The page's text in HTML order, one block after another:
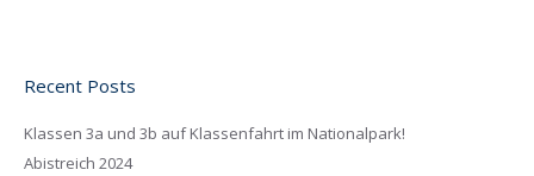
Recent Posts
Klassen 3a und 3b auf Klassenfahrt im Nationalpark!
Abistreich 2024